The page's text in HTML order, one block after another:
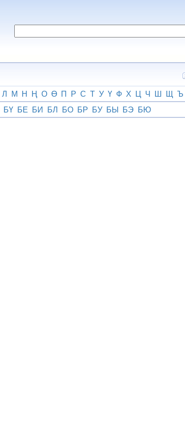
Л М Н Ң О Ө П Р С Т У Ү Ф Х Ц Ч Ш Щ Ъ
БҮ БЕ БИ БЛ БО БР БУ БЫ БЭ БЮ